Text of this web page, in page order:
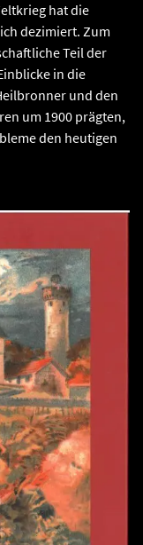
hat die
dezimiert. Zum
Teil der
in die
und den
um 1900 prägten,
den heutigen